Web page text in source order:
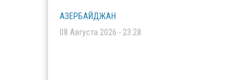
АЗЕРБАЙДЖАН
08 Августа 2026 - 23:28